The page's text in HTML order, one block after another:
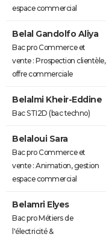
espace commercial
Belal Gandolfo Aliya
Bac pro Commerce et
vente : Prospection clientèle,
offre commerciale
Belalmi Kheir-Eddine
Bac STI2D (bac techno)
Belaloui Sara
Bac pro Commerce et
vente : Animation, gestion
espace commercial
Belamri Elyes
Bac pro Métiers de
l'électricité &